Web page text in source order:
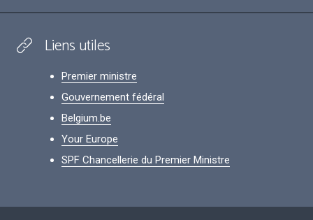
Liens utiles
Premier ministre
Gouvernement fédéral
Belgium.be
Your Europe
SPF Chancellerie du Premier Ministre